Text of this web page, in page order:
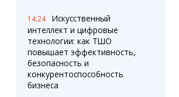
14:24
Искусственный
интеллект и цифровые
технологии: как ТШО
повышает эффективность,
безопасность и
конкурентоспособность
бизнеса